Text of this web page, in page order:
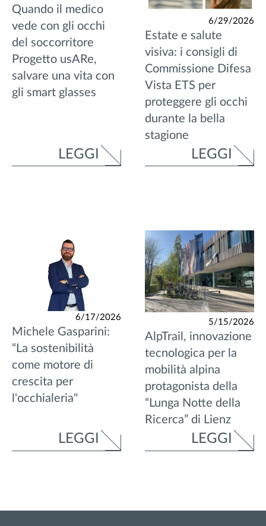
Quando il medico
vede con gli occhi
del soccorritore
Progetto usARe,
salvare una vita con
gli smart glasses
LEGGI
6/29/2026
Estate e salute
visiva: i consigli di
Commissione Difesa
Vista ETS per
proteggere gli occhi
durante la bella
stagione
LEGGI
6/17/2026
Michele Gasparini:
“La sostenibilità
come motore di
crescita per
l'occhialeria"
LEGGI
5/15/2026
AlpTrail, innovazione
tecnologica per la
mobilità alpina
protagonista della
“Lunga Notte della
Ricerca” di Lienz
LEGGI